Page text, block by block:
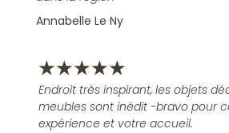
Annabelle Le Ny
★★★★★
Endroit très inspirant, les objets
meubles sont inédit -bravo pour
expérience et votre accueil.